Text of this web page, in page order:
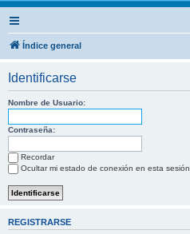
Índice general
Identificarse
Nombre de Usuario:
Contraseña:
Recordar
Ocultar mi estado de conexión en esta sesión
REGISTRARSE